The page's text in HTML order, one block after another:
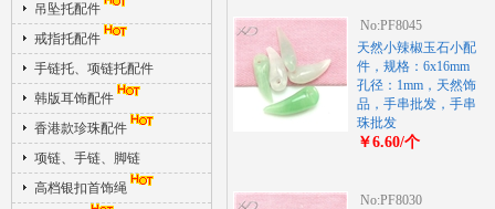
吊坠托配件
戒指托配件
手链托、项链托配件
韩版耳饰配件
香港款珍珠配件
项链、手链、脚链
高档银扣首饰绳
No:PF8045
天然小辣椒玉石小配
件，规格：6x16mm
孔径：1mm，天然饰
品，手串批发，手串
珠批发
￥6.60/个
No:PF8030